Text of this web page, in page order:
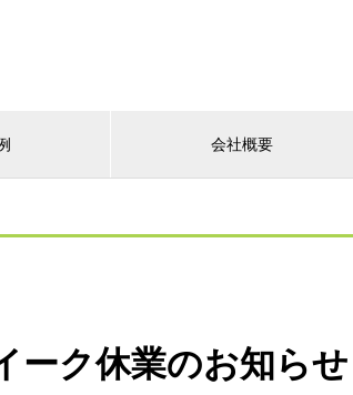
会社概要
ーク休業のお知らせ